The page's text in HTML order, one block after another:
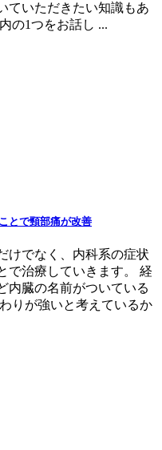
ていただきたい知識もあ
の1つをお話し ...
とで頸部痛が改善
けでなく、内科系の症状
で治療していきます。 経
内臓の名前がついている
りが強いと考えているか